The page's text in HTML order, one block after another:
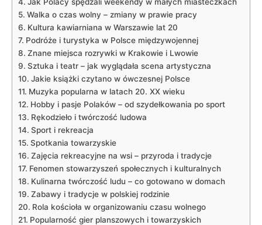
Walka o czas wolny‍ – zmiany w prawie pracy
Kultura kawiarniana w Warszawie lat 20
Podróże‍ i turystyka w‌ Polsce międzywojennej
Znane miejsca⁤ rozrywki w Krakowie i Lwowie
Sztuka i teatr – jak wyglądała scena artystyczna
Jakie książki czytano w ówczesnej​ Polsce
Muzyka popularna w latach 20. XX wieku
Hobby i pasje Polaków – od‍ szydełkowania po sport
Rękodzieło i twórczość ludowa
Sport i rekreacja
Spotkania towarzyskie
Zajęcia rekreacyjne na wsi – przyroda i tradycje
Fenomen stowarzyszeń społecznych i kulturalnych
Kulinarna⁢ twórczość ludu – co gotowano w ​domach
Zabawy i tradycje w polskiej rodzinie
Rola kościoła w organizowaniu czasu wolnego
Popularność gier planszowych i towarzyskich